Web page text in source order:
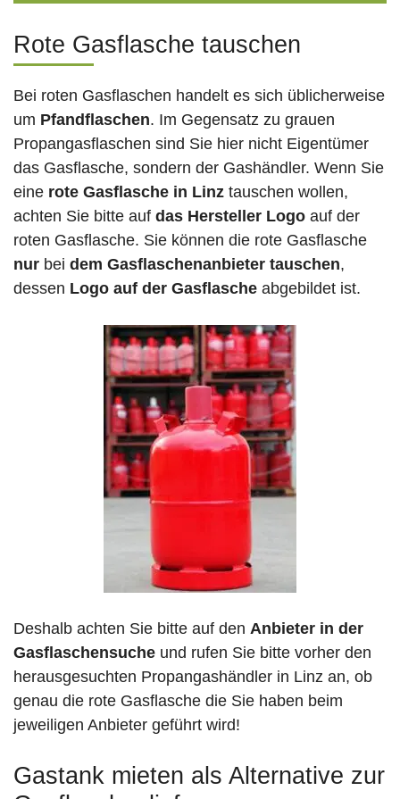
Rote Gasflasche tauschen
Bei roten Gasflaschen handelt es sich üblicherweise
um Pfandflaschen. Im Gegensatz zu grauen
Propangasflaschen sind Sie hier nicht Eigentümer
das Gasflasche, sondern der Gashändler. Wenn Sie
eine rote Gasflasche in Linz tauschen wollen,
achten Sie bitte auf das Hersteller Logo auf der
roten Gasflasche. Sie können die rote Gasflasche
nur bei dem Gasflaschenanbieter tauschen,
dessen Logo auf der Gasflasche abgebildet ist.
Deshalb achten Sie bitte auf den Anbieter in der
Gasflaschensuche und rufen Sie bitte vorher den
herausgesuchten Propangashändler in Linz an, ob
genau die rote Gasflasche die Sie haben beim
jeweiligen Anbieter geführt wird!
Gastank mieten als Alternative zur